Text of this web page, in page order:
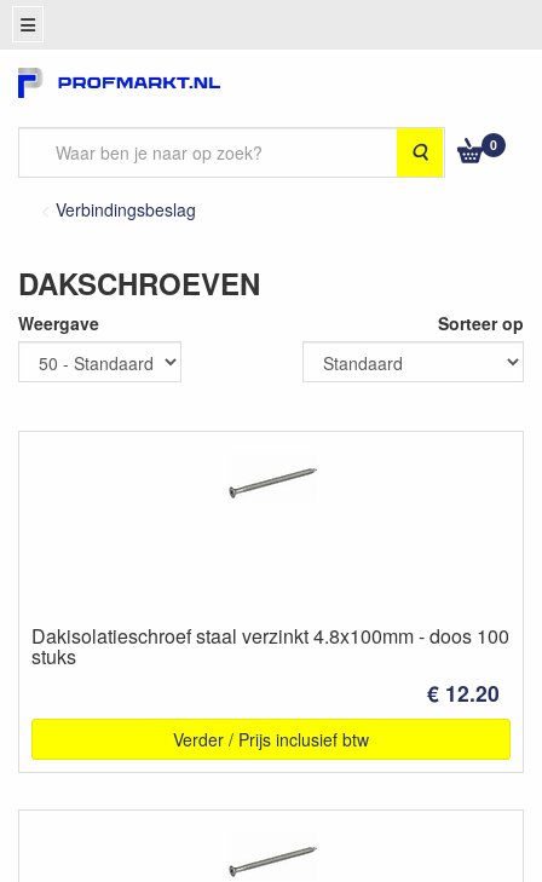
Zoeken 0
Verbindingsbeslag
DAKSCHROEVEN
Weergave Sorteer op
Dakisolatieschroef staal verzinkt 4.8x100mm - doos 100
stuks
€ 12.20
Verder / Prijs inclusief btw